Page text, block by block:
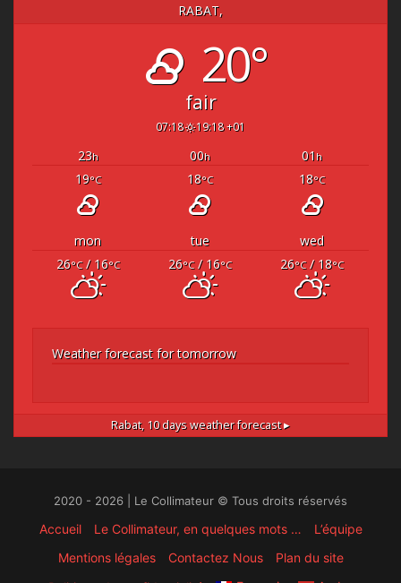
RABAT,
20°
fair
07:18 19:18 +01
23h 00h 01 h
19°C 18°C 18°C
mon tue
wed
26°C/ 16°C 26°C/ 16°C 26°C/ 18°C
Weather forecast for tomorrow
Rabat, 10 days weather forecast ▸
2020 - 2026 | Le Collimateur © Tous droits réservés
Accueil Le Collimateur, en quelques mots …
L’équipe
Mentions légales
Contactez Nous
Plan du site